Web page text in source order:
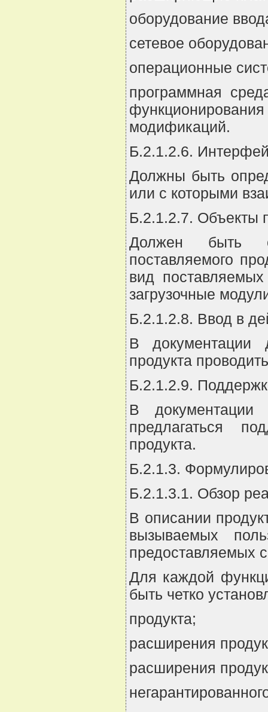
оборудование
сетевое
операционные
программная
модификаций.
Б.2.1.2.6.
Должны быть
или с которыми
Б.2.1.2.7. Объекты
Должен быть
поставляемого
вид
загрузочные
Б.2.1.2.8. Ввод в
В документации
продукта
Б.2.1.2.9.
В
предлагаться
продукта.
Б.2.1.3.
Б.2.1.3.1. Обзор
В описании
вызываемых
предоставляемых
Для каждой
быть четко
продукта;
расширения
расширения